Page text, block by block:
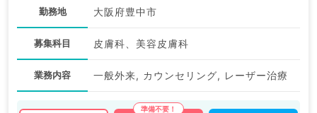
勤務地 大阪府豊中市
募集科目 皮膚科、美容皮膚科
業務内容 一般外来, カウンセリング, レーザー治療